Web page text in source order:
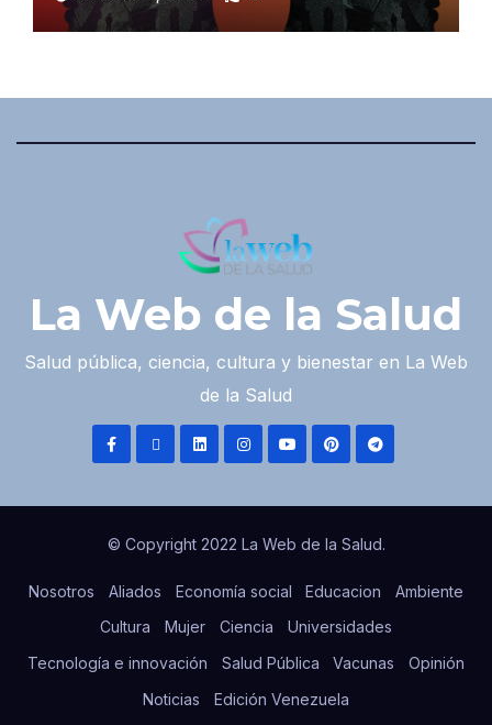
La Web de la Salud
Salud pública, ciencia, cultura y bienestar en La Web
de la Salud
© Copyright 2022 La Web de la Salud.
Nosotros Aliados Economía social Educacion
Ambiente
Cultura
Mujer Ciencia
Universidades
Tecnología e innovación
Salud Pública Vacunas
Opinión
Noticias
Edición Venezuela